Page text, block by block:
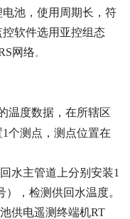
池，使用周期长，符
软件选用亚控组态
网络。
温度数据，在所辖区
个测点，测点位置在
主管道上分别安装1
，检测供回水温度。
供电遥测终端机RT